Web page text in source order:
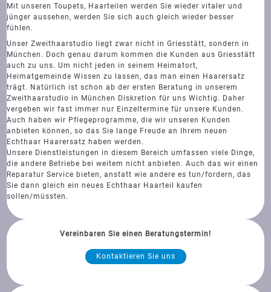
Mit unseren Toupets, Haarteilen werden Sie wieder vitaler und
jünger aussehen, werden Sie sich auch gleich wieder besser
fühlen.
Unser Zweithaarstudio liegt zwar nicht in Griesstätt, sondern in
München. Doch genau darum kommen die Kunden aus Griesstätt
auch zu uns. Um nicht jeden in seinem Heimatort,
Heimatgemeinde Wissen zu lassen, das man einen Haarersatz
trägt. Natürlich ist schon ab der ersten Beratung in unserem
Zweithaarstudio in München Diskretion für uns Wichtig. Daher
vergeben wir fast immer nur Einzeltermine für unsere Kunden.
Auch haben wir Pflegeprogramme, die wir unseren Kunden
anbieten können, so das Sie lange Freude an Ihrem neuen
Echthaar Haarersatz haben werden.
Unsere Dienstleistungen in diesem Bereich umfassen viele Dinge,
die andere Betriebe bei weitem nicht anbieten. Auch das wir einen
Reparatur Service bieten, anstatt wie andere es tun/fordern, das
Sie dann gleich ein neues Echthaar Haarteil kaufen
sollen/müssten.
Vereinbaren Sie einen Beratungstermin!
Kontaktieren Sie uns